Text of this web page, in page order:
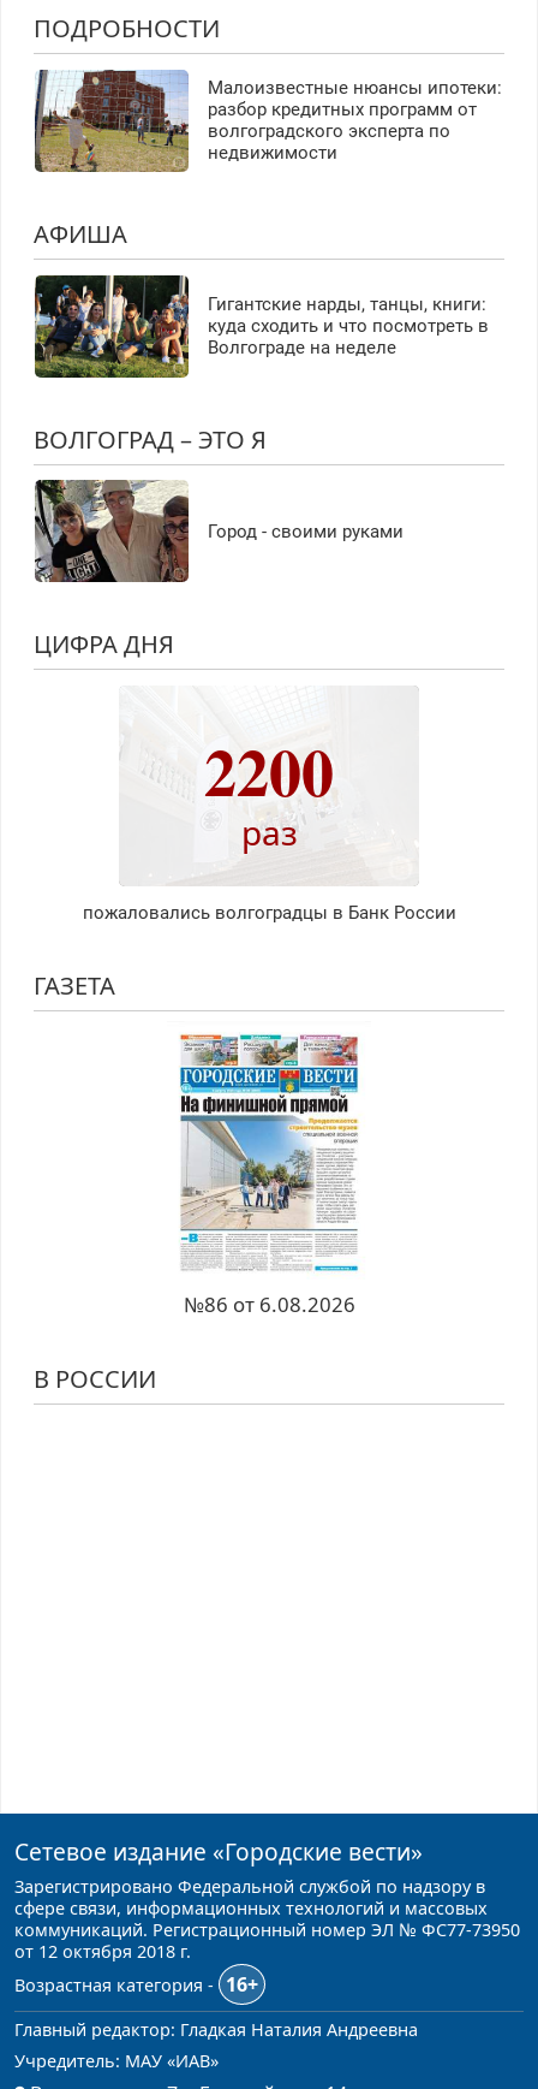
ПОДРОБНОСТИ
Малоизвестные нюансы ипотеки:
разбор кредитных программ от
волгоградского эксперта по
недвижимости
АФИША
Гигантские нарды, танцы, книги:
куда сходить и что посмотреть в
Волгограде на неделе
ВОЛГОГРАД – ЭТО Я
Город - своими руками
ЦИФРА ДНЯ
2200
раз
пожаловались волгоградцы в Банк России
ГАЗЕТА
№86 от 6.08.2026
В РОССИИ
Сетевое издание «Городские вести»
Зарегистрировано Федеральной службой по надзору в
сфере связи, информационных технологий и массовых
коммуникаций. Регистрационный номер ЭЛ № ФС77-73950
от 12 октября 2018 г.
Возрастная категория -
16+
Главный редактор: Гладкая Наталия Андреевна
Учредитель: МАУ «ИАВ»